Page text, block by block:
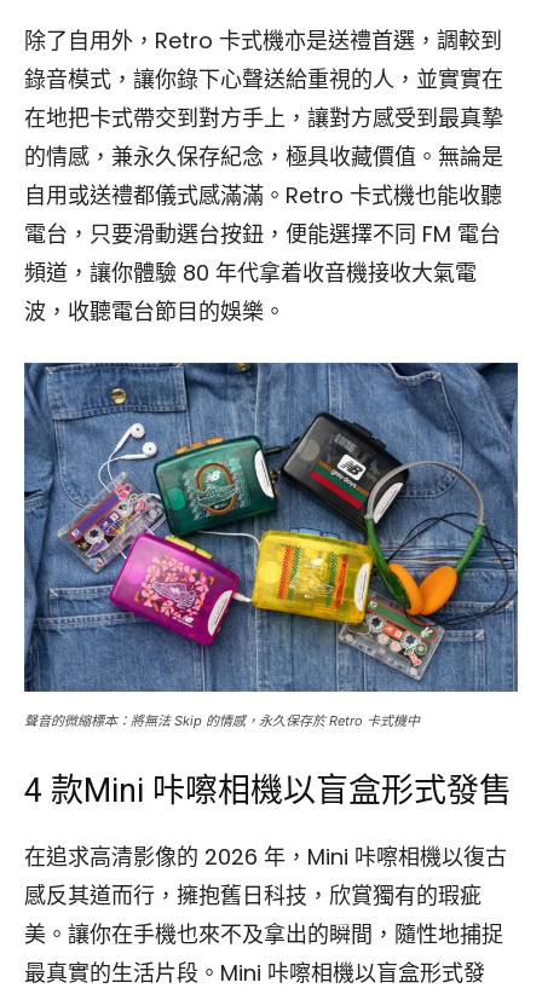
除了自用外，Retro 卡式機亦是送禮首選，調較到
錄音模式，讓你錄下心聲送給重視的人，並實實在
在地把卡式帶交到對方手上，讓對方感受到最真摯
的情感，兼永久保存紀念，極具收藏價值。無論是
自用或送禮都儀式感滿滿。Retro 卡式機也能收聽
電台，只要滑動選台按鈕，便能選擇不同 FM 電台
頻道，讓你體驗 80 年代拿着收音機接收大氣電
波，收聽電台節目的娛樂。
聲音的微縮標本：將無法 Skip 的情感，永久保存於 Retro 卡式機中
4 款Mini 咔嚓相機以盲盒形式發售
在追求高清影像的 2026 年，Mini 咔嚓相機以復古
感反其道而行，擁抱舊日科技，欣賞獨有的瑕疵
美。讓你在手機也來不及拿出的瞬間，隨性地捕捉
最真實的生活片段。Mini 咔嚓相機以盲盒形式發